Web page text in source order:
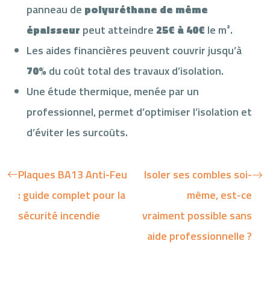
panneau de polyuréthane de même
épaisseur peut atteindre 25€ à 40€ le m².
Les aides financières peuvent couvrir jusqu’à
70% du coût total des travaux d’isolation.
Une étude thermique, menée par un
professionnel, permet d’optimiser l’isolation et
d’éviter les surcoûts.
Plaques BA13 Anti-Feu
: guide complet pour la
sécurité incendie
Isoler ses combles soi-
même, est-ce
vraiment possible sans
aide professionnelle ?